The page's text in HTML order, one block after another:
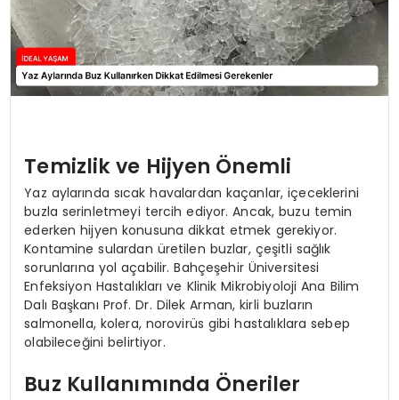
Temizlik ve Hijyen Önemli
Yaz aylarında sıcak havalardan kaçanlar, içeceklerini
buzla serinletmeyi tercih ediyor. Ancak, buzu temin
ederken hijyen konusuna dikkat etmek gerekiyor.
Kontamine sulardan üretilen buzlar, çeşitli sağlık
sorunlarına yol açabilir. Bahçeşehir Üniversitesi
Enfeksiyon Hastalıkları ve Klinik Mikrobiyoloji Ana Bilim
Dalı Başkanı Prof. Dr. Dilek Arman, kirli buzların
salmonella, kolera, norovirüs gibi hastalıklara sebep
olabileceğini belirtiyor.
Buz Kullanımında Öneriler